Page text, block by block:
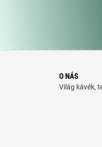
O NÁS
Világ kávék,